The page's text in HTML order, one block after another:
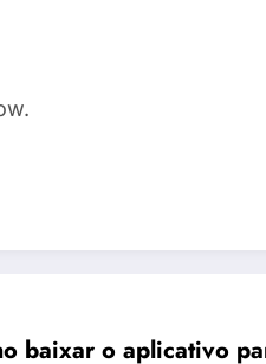
baixar o aplicativo